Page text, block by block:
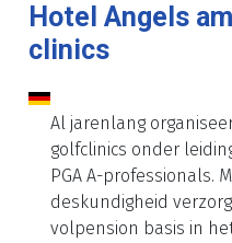
Hotel Angels
clinics
Al jarenlang
golfclinics onder
PGA A-professionals.
deskundigheid
volpension basis in